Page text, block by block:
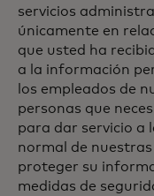
servicios
únicamente en
que usted ha
a la información
los empleados de
personas que
para dar servicio a
normal de
proteger su
medidas de